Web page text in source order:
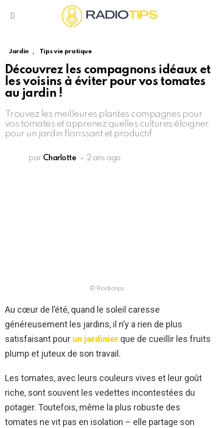
Jardin , Tips vie pratique
Découvrez les compagnons idéaux et
les voisins à éviter pour vos tomates
au jardin !
Trouvez les meilleures plantes compagnes pour
vos tomates et apprenez quelles cultures éloigner
pour un jardin florissant et productif.
par Charlotte 2 ans ago
© Radiotips
Au cœur de l’été, quand le soleil caresse
généreusement les jardins, il n’y a rien de plus
satisfaisant pour un jardinier que de cueillir les fruits
plump et juteux de son travail.
Les tomates, avec leurs couleurs vives et leur goût
riche, sont souvent les vedettes incontestées du
potager. Toutefois, même la plus robuste des
tomates ne vit pas en isolation – elle partage son